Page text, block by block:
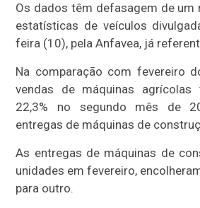
Os dados têm defasagem de um
estatísticas de veículos
feira (10), pela Anfavea, já
Na comparação com fevereiro
vendas de máquinas agrícolas
22,3% no segundo mês de
entregas de máquinas de
As entregas de máquinas de
unidades em fevereiro,
para outro.